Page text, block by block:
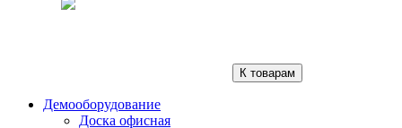
К товарам
Демооборудование
Доска офисная